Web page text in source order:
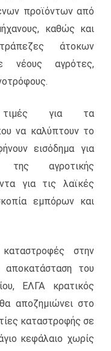
προϊόντων από
καθώς και
άτοκων
νέους αγρότες,
τιμές για τα
να καλύπτουν το
εισόδημα για
της αγροτικής
για τις λαϊκές
εμπόρων και
στην
του
ΕΛΓΑ κρατικός
αποζημιώνει στο
καταστροφής σε
κεφάλαιο χωρίς